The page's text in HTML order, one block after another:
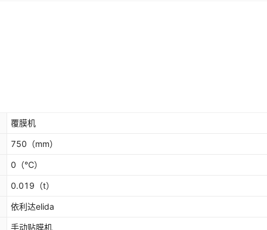
覆膜机
750 （mm）
0 （℃）
0.019 （t）
依利达elida
手动贴膜机